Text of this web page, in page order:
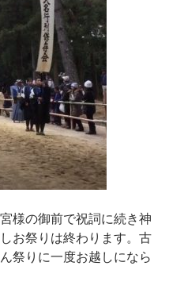
様の御前で祝詞に続き神
お祭りは終わります。古
祭りに一度お越しになら